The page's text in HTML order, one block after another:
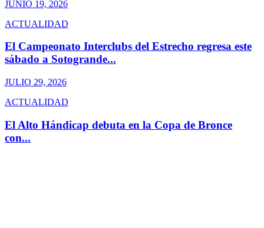
JUNIO 19, 2026
ACTUALIDAD
El Campeonato Interclubs del Estrecho regresa este
sábado a Sotogrande...
JULIO 29, 2026
ACTUALIDAD
El Alto Hándicap debuta en la Copa de Bronce
con...